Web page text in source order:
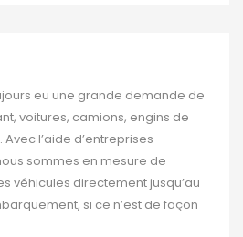
eu une grande demande de
voitures, camions, engins de
l’aide d’entreprises
sommes en mesure de
véhicules directement jusqu’au
si ce n’est de façon